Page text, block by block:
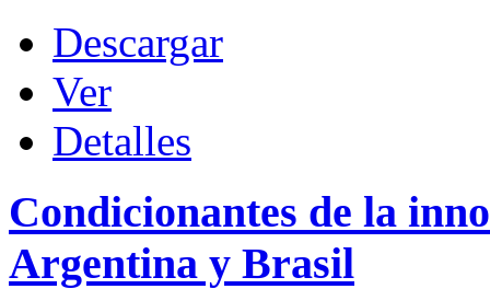
Descargar
Ver
Detalles
Condicionantes de la
Argentina y Brasil